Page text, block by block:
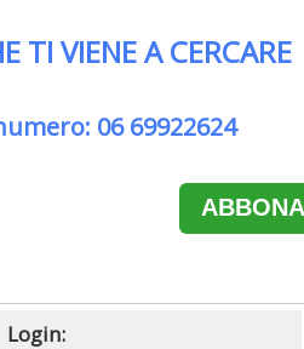
TI VIENE A CERCARE
06 69922624
Login: